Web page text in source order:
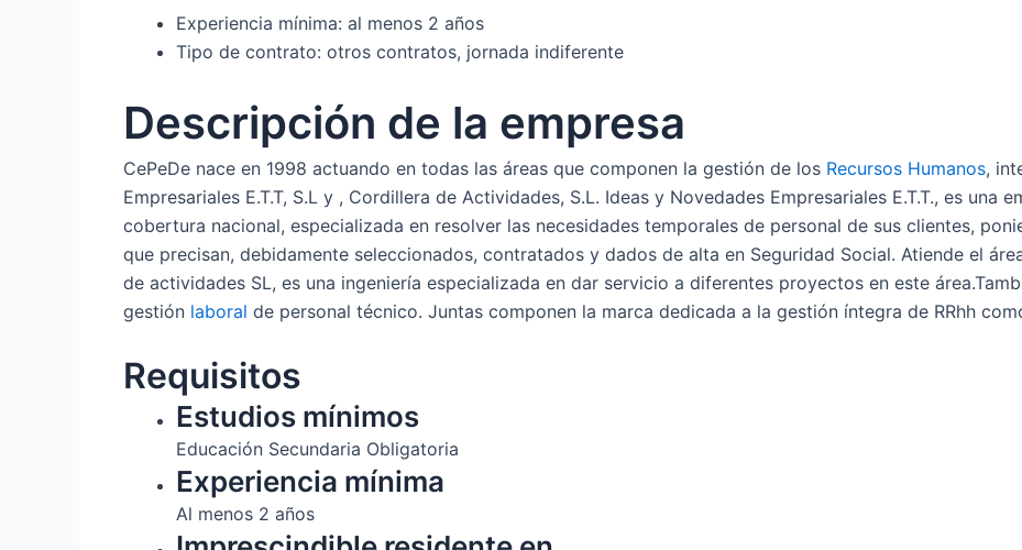
Experiencia mínima: al menos 2 años
Tipo de contrato: otros contratos, jornada indiferente
Descripción de la empresa
CePeDe nace en 1998 actuando en todas las áreas que componen la gestión de los Recursos Humanos,
Empresariales E.T.T, S.L y , Cordillera de Actividades, S.L. Ideas y Novedades Empresariales E.T.T., es una
cobertura nacional, especializada en resolver las necesidades temporales de personal de sus clientes,
que precisan, debidamente seleccionados, contratados y dados de alta en Seguridad Social. Atiende el
de actividades SL, es una ingeniería especializada en dar servicio a diferentes proyectos en este
gestión laboral de personal técnico. Juntas componen la marca dedicada a la gestión íntegra de RRhh
Requisitos
Estudios mínimos
Educación Secundaria Obligatoria
Experiencia mínima
Al menos 2 años